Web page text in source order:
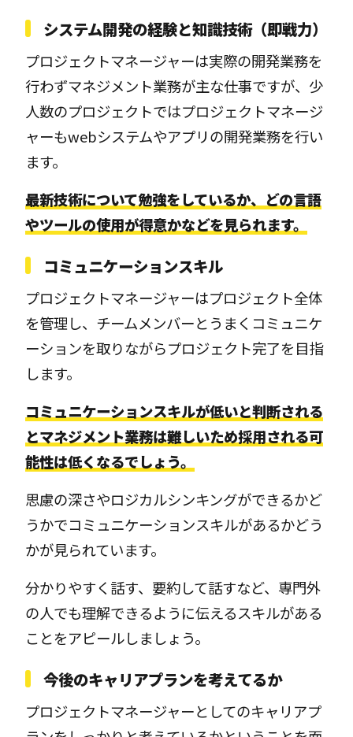
システム開発の経験と知識技術（即戦力）
プロジェクトマネージャーは実際の開発業務を
行わずマネジメント業務が主な仕事ですが、少
人数のプロジェクトではプロジェクトマネージ
ャーもwebシステムやアプリの開発業務を行い
ます。
最新技術について勉強をしているか、どの言語
やツールの使用が得意かなどを見られます。
コミュニケーションスキル
プロジェクトマネージャーはプロジェクト全体
を管理し、チームメンバーとうまくコミュニケ
ーションを取りながらプロジェクト完了を目指
します。
コミュニケーションスキルが低いと判断される
とマネジメント業務は難しいため採用される可
能性は低くなるでしょう。
思慮の深さやロジカルシンキングができるかど
うかでコミュニケーションスキルがあるかどう
かが見られています。
分かりやすく話す、要約して話すなど、専門外
の人でも理解できるように伝えるスキルがある
ことをアピールしましょう。
今後のキャリアプランを考えてるか
プロジェクトマネージャーとしてのキャリアプ